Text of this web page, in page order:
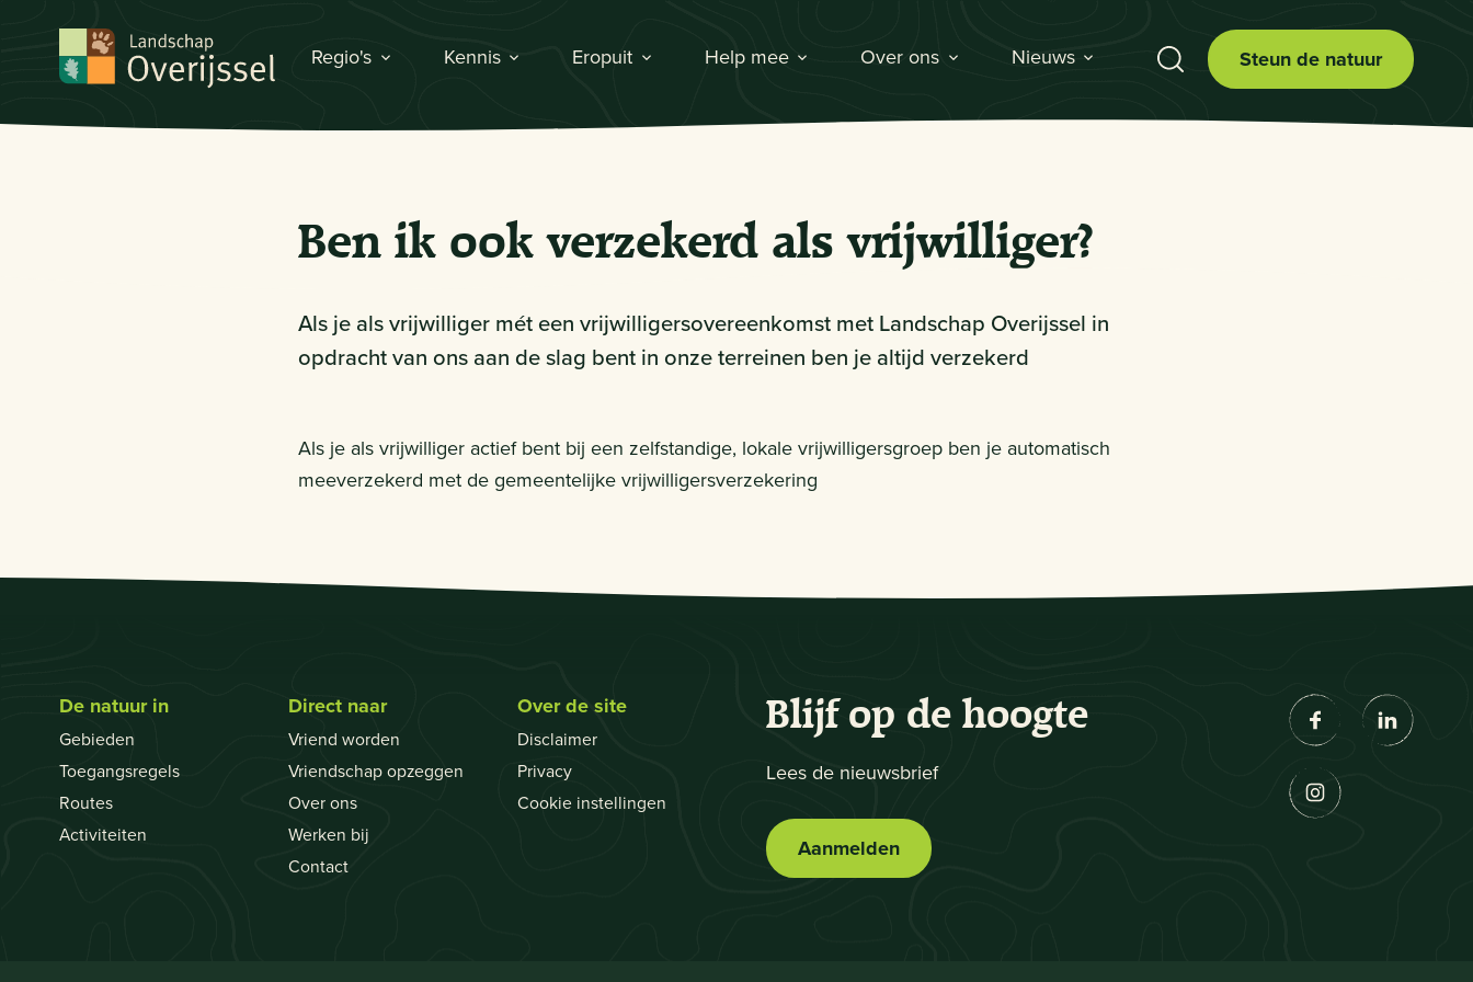
Regio's Kennis Eropuit Help mee Over ons Nieuws Steun de natuur
Ben ik ook verzekerd als vrijwilliger?
Als je als vrijwilliger mét een vrijwilligersovereenkomst met Landschap Overijssel in
opdracht van ons aan de slag bent in onze terreinen ben je altijd verzekerd
Als je als vrijwilliger actief bent bij een zelfstandige, lokale vrijwilligersgroep ben je automatisch
meeverzekerd met de gemeentelijke vrijwilligersverzekering
De natuur in
Gebieden
Toegangsregels
Routes
Activiteiten
Direct naar
Vriend worden
Vriendschap opzeggen
Over ons
Werken bij
Contact
Over de site
Disclaimer
Privacy
Cookie instellingen
Blijf op de hoogte
Lees de nieuwsbrief
Aanmelden